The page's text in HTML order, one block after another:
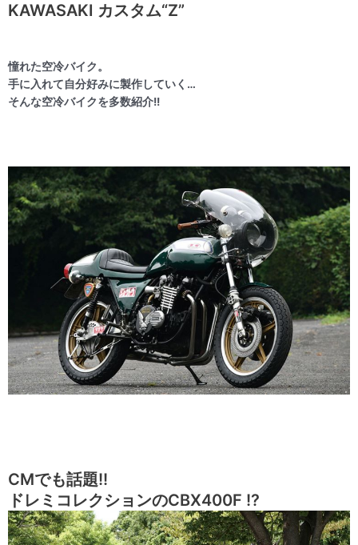
KAWASAKI カスタム“Z”
憧れた空冷バイク。
手に入れて自分好みに製作していく…
そんな空冷バイクを多数紹介!!
CMでも話題!!
ドレミコレクションのCBX400F !?